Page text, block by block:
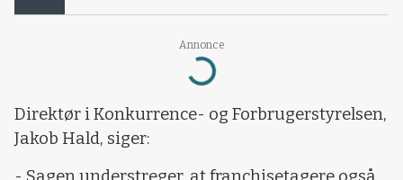
Annonce
Loading...
Direktør i Konkurrence- og Forbrugerstyrelsen,
Jakob Hald, siger:
- Sagen understreger, at franchisetagere også